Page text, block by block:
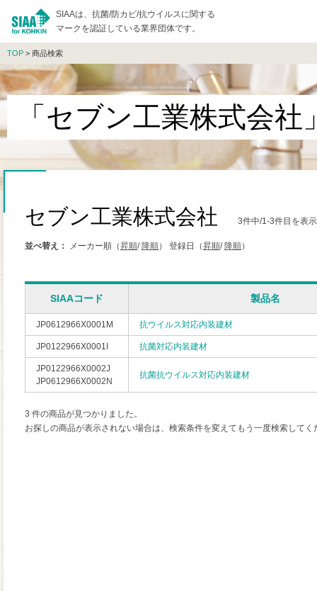
SIAAは、抗菌/防カビ/抗ウイルスに関する
マークを認証している業界団体です。
TOP > 商品検索
「セブン工業株式会
セブン工業株式会社 3件中/1-3件目を表
並べ替え： メーカー順（昇順/ 降順） 登録日（昇順/ 降順）
SIAAコード 製品名
JP0612966X0001M 抗ウイルス対応内装建材
JP0122966X0001I 抗菌対応内装建材
JP0122966X0002J
JP0612966X0002N
抗菌抗ウイルス対応内装建材
3 件の商品が見つかりました。
お探しの商品が表示されない場合は、検索条件を変えてもう一度検索してく